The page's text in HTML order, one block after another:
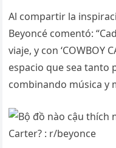
Al compartir la
Beyoncé comentó:
viaje, y con ‘COWBOY
espacio que sea tanto
combinando música y